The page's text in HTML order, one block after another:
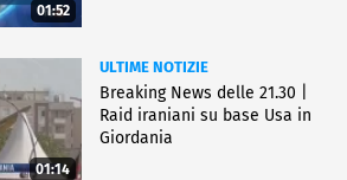
01:52
01:14
ULTIME NOTIZIE
Breaking News delle 21.30 |
Raid iraniani su base Usa in
Giordania